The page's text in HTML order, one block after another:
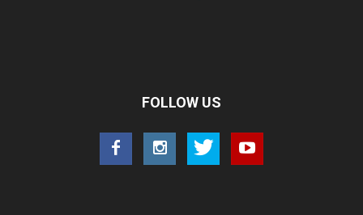
FOLLOW US